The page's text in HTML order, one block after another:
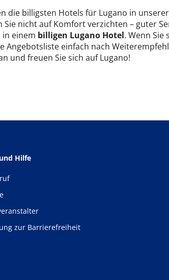
die billigsten Hotels für Lugano in
Sie nicht auf Komfort verzichten – guter
in einem billigen Lugano Hotel. Wenn Sie
Angebotsliste einfach nach
und freuen Sie sich auf Lugano!
Hilfe
zur Barrierefreiheit